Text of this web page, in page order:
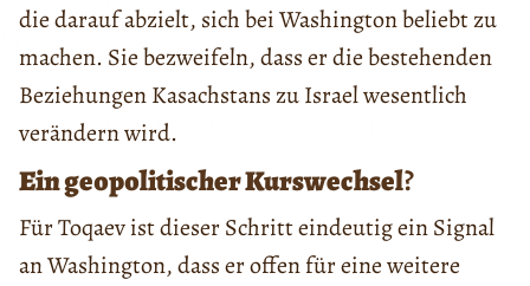
die darauf abzielt, sich bei Washington beliebt zu
machen. Sie bezweifeln, dass er die bestehenden
Beziehungen Kasachstans zu Israel wesentlich
verändern wird.
Ein geopolitischer Kurswechsel?
Für Toqaev ist dieser Schritt eindeutig ein Signal
an Washington, dass er offen für eine weitere